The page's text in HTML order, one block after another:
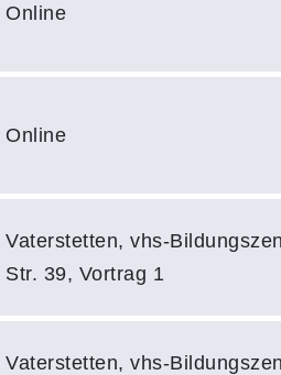
Online
Online
Vaterstetten, vhs-
Str. 39, Vortrag 1
Vaterstetten, vhs-